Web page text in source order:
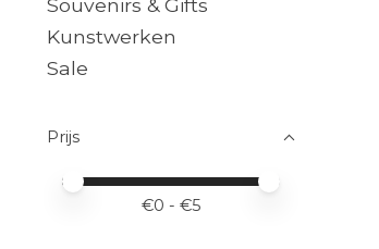
Souvenirs & Gifts
Kunstwerken
Sale
Prijs
Minimale prijswaarde
Price maximum value
€0 - €5